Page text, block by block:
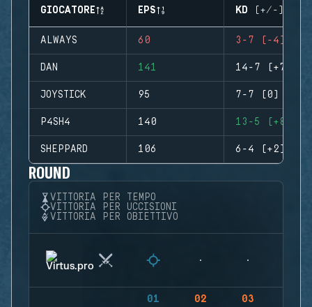
GIOCATORE EPS KD (+/-)
ALWAYS 60 3-7 (-4)
DAN 141 14-7 (+7)
JOYSTICK 95 7-7 (0)
P4SH4 140 13-5 (+8)
SHEPPARD 106 6-4 (+2)
ROUND
VITTORIA PER TEMPO
VITTORIA PER UCCISIONI
VITTORIA PER OBIETTIVO
01 02 03